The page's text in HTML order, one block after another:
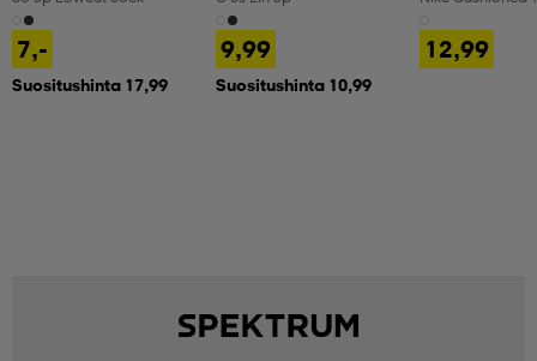
7,-
Suositushinta 17,99
9,99
Suositushinta 10,99
12,99